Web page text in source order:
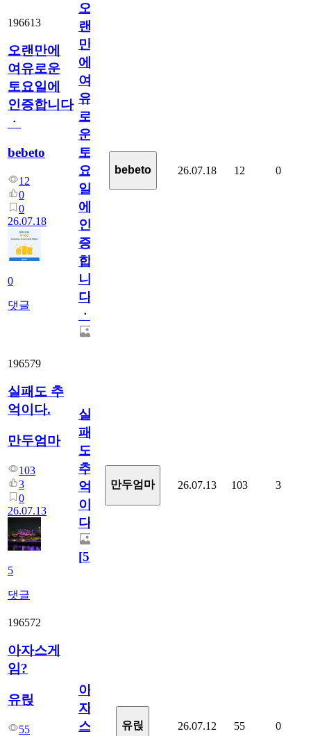
196613
오랜만에
여유로운
토요일에
인증합니다
ㆍ
bebeto
12
0
0
26.07.18
0
댓글
오
랜
만
에
여
유
로
운
토
요
일
에
인
증
합
니
다
ㆍ
bebeto 26.07.18 12 0
196579
실패도 추
억이다.
만두엄마
103
3
0
26.07.13
5
댓글
실
패
도
추
억
이
다.
[5]
만두엄마 26.07.13 103 3
196572
아자스게
임?
유릱
55
아
자
스
유릱 26.07.12 55 0